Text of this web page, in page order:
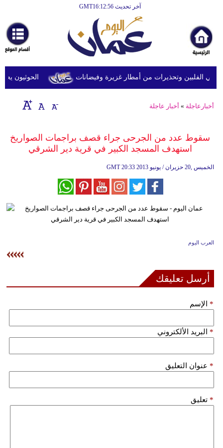
آخر تحديث GMT16:12:56
أخبارعاجلة
رياضة
ثقافة
إقتصاد
وموسيقى
سياحة
ديكور
مرأة
وتكنولوجيا
الحوثيون الفلبين وتحذيرات من أمطار غزيرة وفيضانات
أخبارعاجلة » أخبار عاجلة
سقوط عدد من الجرحى جراء قصف براجمات الصواريخ
استهدف المسجد الكبير في قرية دير الشرقي
GMT 20:33 2013 الخميس ,20 حزيران / يونيو
العرب اليوم
أرسل تعليقك
الإسم *
البريد الألكتروني *
عنوان التعليق *
تعليق *